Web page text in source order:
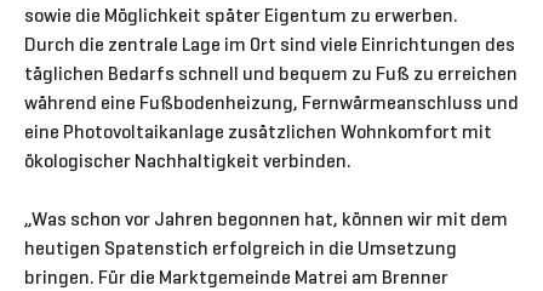
sowie die Möglichkeit später Eigentum zu erwerben.
Durch die zentrale Lage im Ort sind viele Einrichtungen des
täglichen Bedarfs schnell und bequem zu Fuß zu erreichen
während eine Fußbodenheizung, Fernwärmeanschluss und
eine Photovoltaikanlage zusätzlichen Wohnkomfort mit
ökologischer Nachhaltigkeit verbinden.
„Was schon vor Jahren begonnen hat, können wir mit dem
heutigen Spatenstich erfolgreich in die Umsetzung
bringen. Für die Marktgemeinde Matrei am Brenner